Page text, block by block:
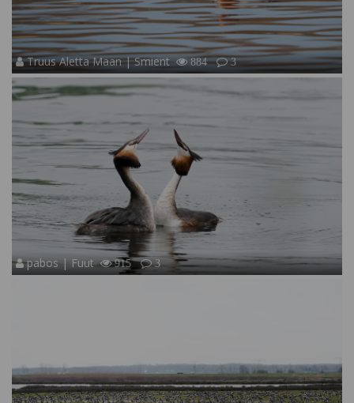
Truus Aletta Maan | Smient 884 3
pabos | Fuut 915 3